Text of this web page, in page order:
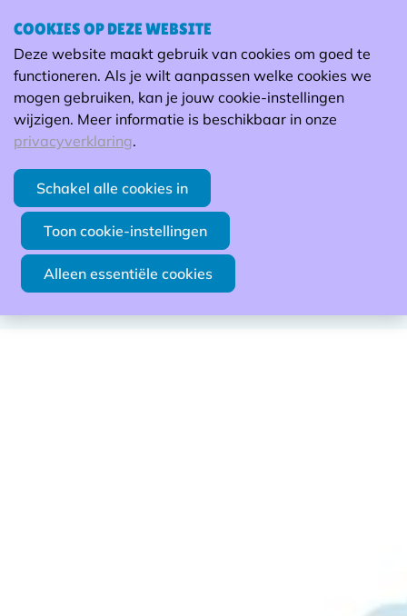
Arbeidshandicap en
psychosociale problematieken
in maatwerkbedrijven -
verdieping
Groep Maatwerk i.s.m. ervaringsdeskundigen -
Nieuwe planning voorjaar 2026
Duur: 4u per module
Vorming
COOKIES OP DEZE WEBSITE
Deze website maakt gebruik van cookies om goed te
functioneren. Als je wilt aanpassen welke cookies we
mogen gebruiken, kan je jouw cookie-instellingen
wijzigen. Meer informatie is beschikbaar in onze
privacyverklaring.
Schakel alle cookies in
Toon cookie-instellingen
Alleen essentiële cookies